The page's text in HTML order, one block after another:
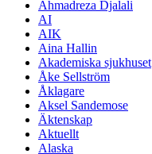
Ahmadreza Djalali
AI
AIK
Aina Hallin
Akademiska sjukhuset
Åke Sellström
Åklagare
Aksel Sandemose
Äktenskap
Aktuellt
Alaska